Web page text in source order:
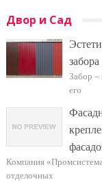
Двор и Сад
забора
Забор –
его
Компания
отделочных